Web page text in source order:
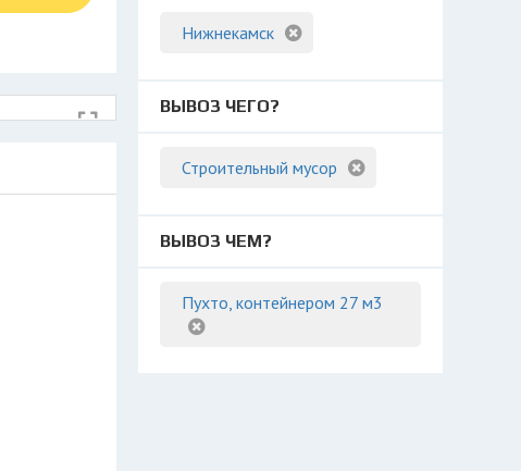
Нижнекамск
ВЫВОЗ ЧЕГО?
Строительный мусор
ВЫВОЗ ЧЕМ?
Пухто, контейнером 27 м3